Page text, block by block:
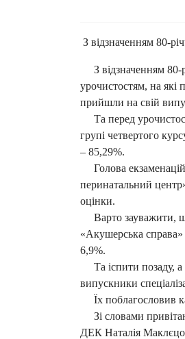
З відзначенням 80-
З відзначенням
урочистостям, на які
прийшли на свій
Та перед
групі четвертого
– 85,29%.
Голова
перинатальний
оцінки.
Варто зауважити,
«Акушерська
6,9%.
Та іспити позаду, а
випускники
Їх поблагословив
Зі словами
ДЕК Наталія